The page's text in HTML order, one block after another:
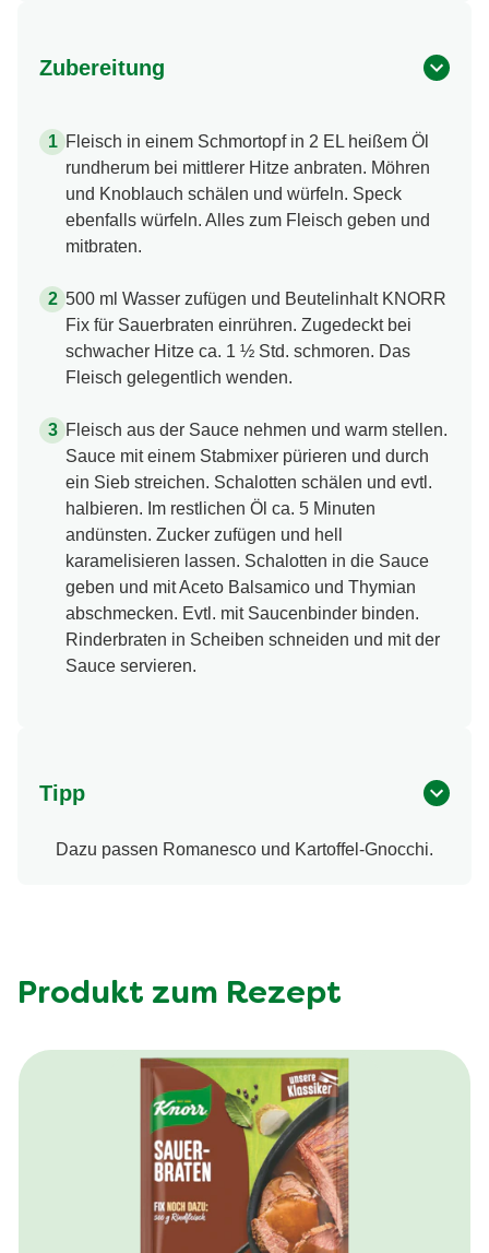
Zubereitung
Fleisch in einem Schmortopf in 2 EL heißem Öl
rundherum bei mittlerer Hitze anbraten. Möhren
und Knoblauch schälen und würfeln. Speck
ebenfalls würfeln. Alles zum Fleisch geben und
mitbraten.
500 ml Wasser zufügen und Beutelinhalt KNORR
Fix für Sauerbraten einrühren. Zugedeckt bei
schwacher Hitze ca. 1 ½ Std. schmoren. Das
Fleisch gelegentlich wenden.
Fleisch aus der Sauce nehmen und warm stellen.
Sauce mit einem Stabmixer pürieren und durch
ein Sieb streichen. Schalotten schälen und evtl.
halbieren. Im restlichen Öl ca. 5 Minuten
andünsten. Zucker zufügen und hell
karamelisieren lassen. Schalotten in die Sauce
geben und mit Aceto Balsamico und Thymian
abschmecken. Evtl. mit Saucenbinder binden.
Rinderbraten in Scheiben schneiden und mit der
Sauce servieren.
Tipp
Dazu passen Romanesco und Kartoffel-Gnocchi.
Produkt zum Rezept